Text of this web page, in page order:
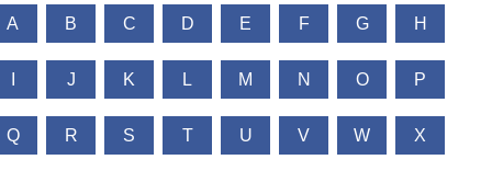
A B C D E F G H
J K L M N O P
Q R S T U V W X